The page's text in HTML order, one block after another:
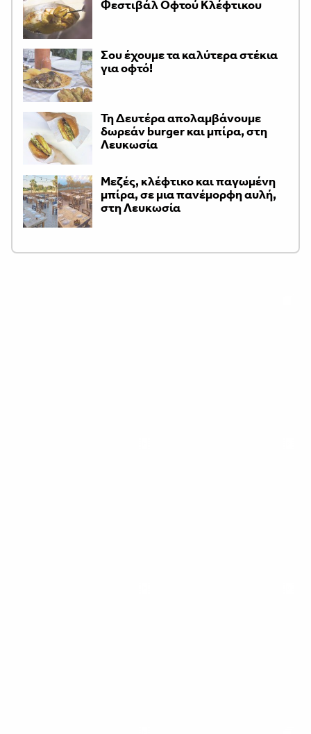
Φεστιβάλ Οφτού Κλέφτικου
Σου έχουμε τα καλύτερα στέκια
για οφτό!
Τη Δευτέρα απολαμβάνουμε
δωρεάν burger και μπίρα, στη
Λευκωσία
Μεζές, κλέφτικο και παγωμένη
μπίρα, σε μια πανέμορφη αυλή,
στη Λευκωσία